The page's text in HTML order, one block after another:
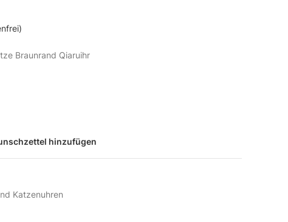
Braunrand Qiaruihr
hinzufügen
Katzenuhren